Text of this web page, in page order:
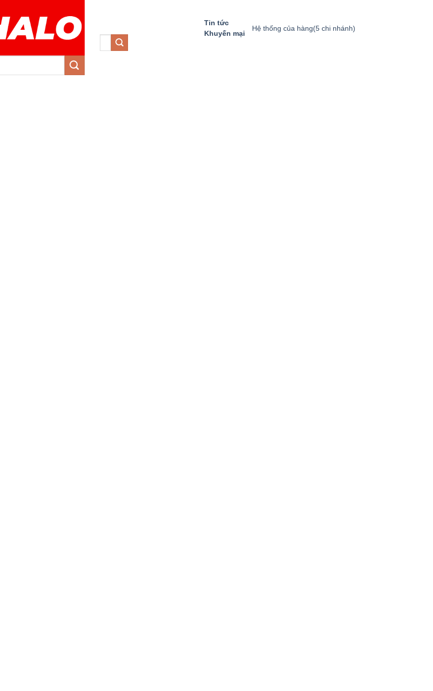
Tin tức
Khuyến mại
Hệ thống của hàng(5 chi nhánh)